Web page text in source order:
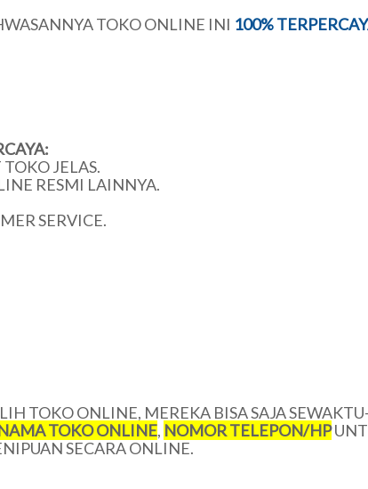
TOKO ONLINE INI 100%
JELAS.
RESMI LAINNYA.
SERVICE.
TOKO ONLINE, MEREKA BISA SAJA
TOKO ONLINE, NOMOR TELEPON/HP
SECARA ONLINE.